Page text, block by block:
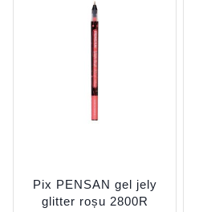
Pix PENSAN gel jely
glitter roșu 2800R